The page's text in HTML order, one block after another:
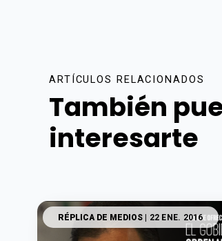
ARTÍCULOS RELACIONADOS
También
interesarte
RÉPLICA DE MEDIOS | 22 ENE. 2016